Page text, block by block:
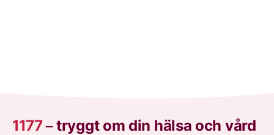
1177–tryggt om din hälsa och vård